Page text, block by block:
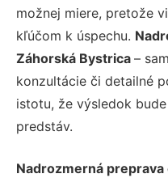
možnej miere, pretože
kľúčom k úspechu.
Záhorská Bystrica –
konzultácie či detailné
istotu, že výsledok
predstáv.
Nadrozmerná